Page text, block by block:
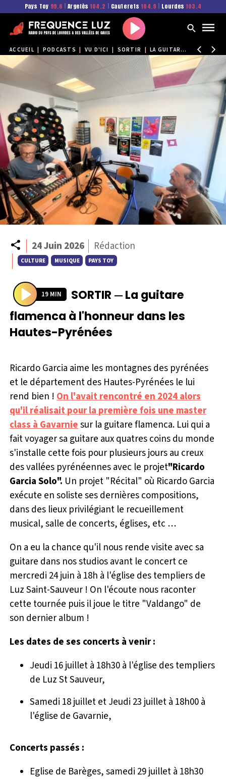
Pays Toy 99.6 Argelès 104.2 Cauterets 104.9 Lourdes 103.4
Play
ACCUEIL PODCASTS VU D'ICI SORTIR LA GUITARE FLAMENCA À L'HONNEUR DANS LES HAUTES-PYRÉNÉES
Partager
24 Juin 2026 Rédaction
CULTURE MUSIQUE PAYS TOY
P
l
a
19 MIN SORTIR —La guitare
flamenca à l'honneur dans les
Hautes-Pyrénées
Ricardo Garcia aime les montagnes des pyrénées
et le département des Hautes-Pyrénées le lui
rend bien !On l'avait rencontré en 2024 alors
qu'il réalisait pour la première fois une master
class à Gavarniesur la guitare flamenca. Lui qui a
fait voyager sa guitare aux quatres coins du monde
s'installe cette fois pour plusieurs jours au creux
des vallées pyrénéennes avec le projet"Ricardo
Garcia Solo". Un projet "Récital" où Ricardo Garcia
exécute en soliste ses dernières compositions,
dans des lieux privilégiant le recueillement
musical, salle de concerts, églises, etc …
On a eu la chance qu'il nous rende visite avec sa
guitare dans nos studios avant le concert ce
mercredi 24 juin à 18h à l'église des templiers de
Luz Saint-Sauveur ! On l'écoute nous raconter
cette tournée puis il joue le titre "Valdango" de
son dernier album !
Les dates de ses concerts à venir :
Jeudi 16 juillet à 18h30 à l'église des templiers
de Luz St Sauveur,
Samedi 18 juillet et Jeudi 23 juillet à 18h00 à
l'église de Gavarnie,
Concerts passés :
Eglise de Barèges, samedi 29 juillet à 18h30